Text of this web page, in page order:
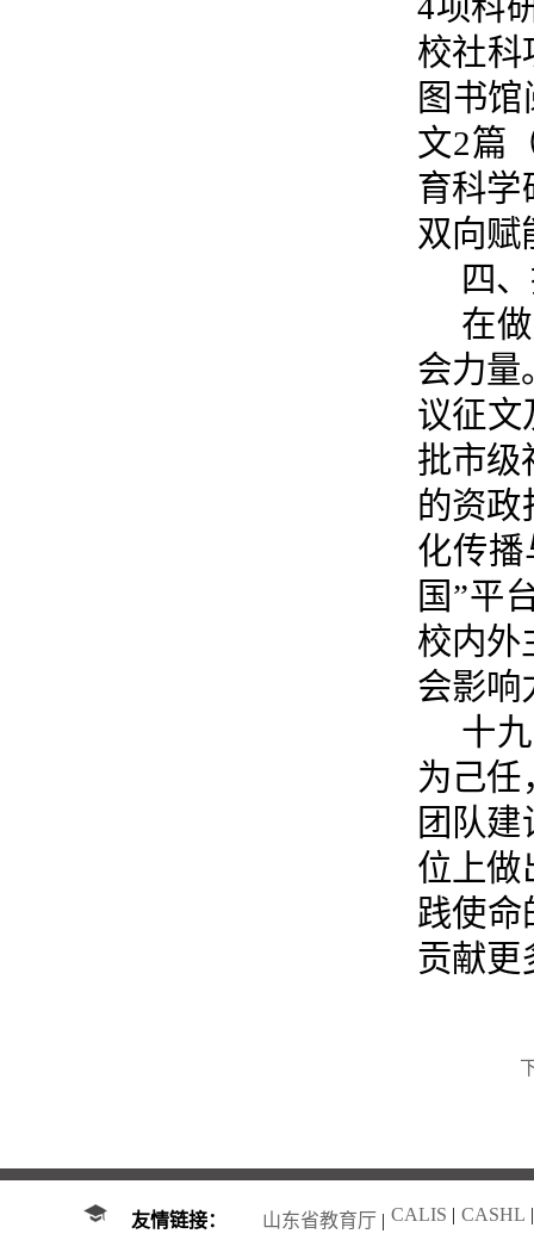
校社科
图书
文2篇
育科学
双向赋
四
在
会力量
议征文
批市级
的资政
化传播
国”平
校内外
会影响
十
为己任
团队
位上做
践使命
贡献更
友情链接： 山东省教育厅 | CALIS | CASHL |